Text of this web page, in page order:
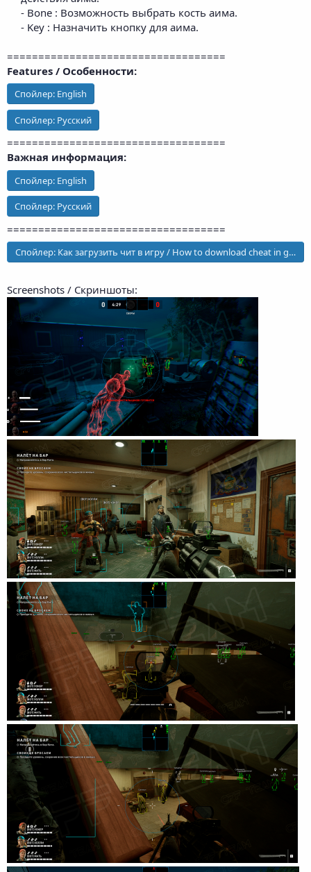
- Bone : Возможность выбрать кость аима.​
- Key : Назначить кнопку для аима.​
===================================
Features / Особенности:
Спойлер: English
Спойлер: Русский
===================================
Важная информация:
Спойлер: English
Спойлер: Русский
===================================
Спойлер: Как загрузить чит в игру / How to download cheat in game
Screenshots / Скриншоты: